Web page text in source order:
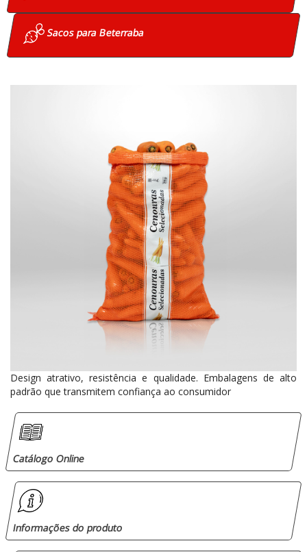
Sacos para Beterraba
Design atrativo, resistência e qualidade. Embalagens de alto
padrão que transmitem confiança ao consumidor
Catálogo Online
Informações do produto